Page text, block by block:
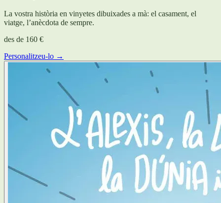
La vostra història en vinyetes dibuixades a mà: el casament, el
viatge, l’anècdota de sempre.
des de 160 €
Personalitzeu-lo →